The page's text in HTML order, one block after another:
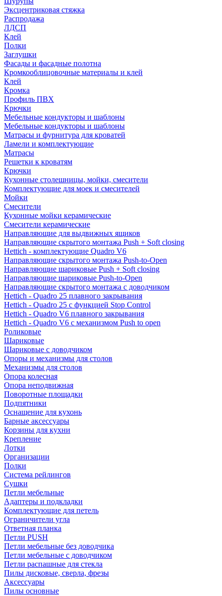
Эксцентриковая стяжка
Распродажа
ЛДСП
Клей
Полки
Заглушки
Фасады и фасадные полотна
Кромкооблицовочные материалы и клей
Клей
Кромка
Профиль ПВХ
Крючки
Мебельные кондукторы и шаблоны
Мебельные кондукторы и шаблоны
Матрасы и фурнитура для кроватей
Ламели и комплектующие
Матрасы
Решетки к кроватям
Крючки
Кухонные столешницы, мойки, смесители
Комплектующие для моек и смесителей
Мойки
Смесители
Кухонные мойки керамические
Смесители керамические
Направляющие для выдвижных ящиков
Направляющие скрытого монтажа Push + Soft closing
Hettich - комплектующие Quadro V6
Направляющие скрытого монтажа Push-to-Open
Направляющие шариковые Push + Soft closing
Направляющие шариковые Push-to-Open
Направляющие скрытого монтажа с доводчиком
Hettich - Quadro 25 плавного закрывания
Hettich - Quadro 25 с функцией Stop Control
Hettich - Quadro V6 плавного закрывания
Hettich - Quadro V6 с механизмом Push to open
Роликовые
Шариковые
Шариковые с доводчиком
Опоры и механизмы для столов
Механизмы для столов
Опора колесная
Опора неподвижная
Поворотные площадки
Подпятники
Оснащение для кухонь
Барные аксессуары
Корзины для кухни
Крепление
Лотки
Организации
Полки
Система рейлингов
Сушки
Петли мебельные
Адаптеры и подкладки
Комплектующие для петель
Ограничители угла
Ответная планка
Петли PUSH
Петли мебельные без доводчика
Петли мебельные с доводчиком
Петли распашные для стекла
Пилы дисковые, сверла, фрезы
Аксессуары
Пилы основные